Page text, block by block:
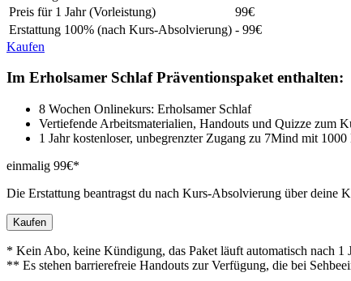
Preis für 1 Jahr (Vorleistung)
99€
Erstattung 100% (nach Kurs-Absolvierung) - 99€
Kaufen
Im Erholsamer Schlaf Präventionspaket enthalten:
8 Wochen Onlinekurs: Erholsamer Schlaf
Vertiefende Arbeitsmaterialien, Handouts und Quizze zum
1 Jahr kostenloser, unbegrenzter Zugang zu 7Mind mit
einmalig 99€*
Die Erstattung beantragst du nach Kurs-Absolvierung über deine
Kaufen
* Kein Abo, keine Kündigung, das Paket läuft automatisch nach 1
** Es stehen barrierefreie Handouts zur Verfügung, die bei